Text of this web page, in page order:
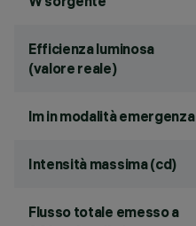
Efficienza luminosa
(valore reale)
lm in modalità emergenza
Intensità massima (cd)
Flusso totale emesso a